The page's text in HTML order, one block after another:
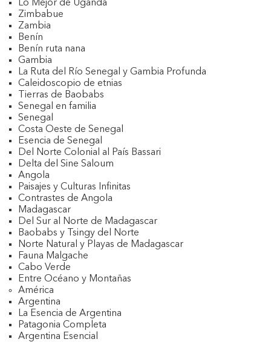
Lo Mejor de Uganda
Zimbabue
Zambia
Benín
Benín ruta nana
Gambia
La Ruta del Río Senegal y Gambia Profunda
Caleidoscopio de etnias
Tierras de Baobabs
Senegal en familia
Senegal
Costa Oeste de Senegal
Esencia de Senegal
Del Norte Colonial al País Bassari
Delta del Sine Saloum
Angola
Paisajes y Culturas Infinitas
Contrastes de Angola
Madagascar
Del Sur al Norte de Madagascar
Baobabs y Tsingy del Norte
Norte Natural y Playas de Madagascar
Fauna Malgache
Cabo Verde
Entre Océano y Montañas
América
Argentina
La Esencia de Argentina
Patagonia Completa
Argentina Esencial